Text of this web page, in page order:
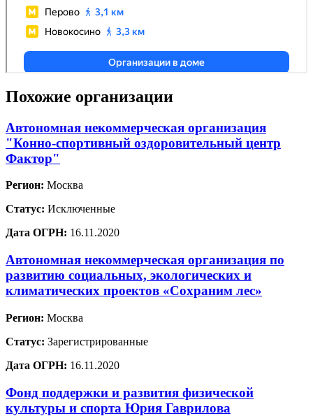
Похожие организации
Автономная некоммерческая организация
"Конно-спортивный оздоровительный центр
Фактор"
Регион: Москва
Статус: Исключенные
Дата ОГРН: 16.11.2020
Автономная некоммерческая организация по
развитию социальных, экологических и
климатических проектов «Сохраним лес»
Регион: Москва
Статус: Зарегистрированные
Дата ОГРН: 16.11.2020
Фонд поддержки и развития физической
культуры и спорта Юрия Гаврилова